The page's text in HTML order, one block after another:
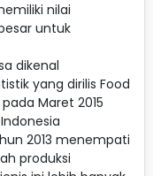
nilai
untuk
dikenal
yang dirilis Food
Maret 2015
2013 menempati
produksi